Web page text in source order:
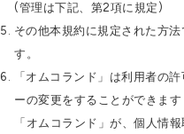
(管理は下記、第2項に規定)
その他本規約に規定された方
す。
「オムコランド」は利用者の
ーの変更をすることができます
「オムコランド」が、個人情